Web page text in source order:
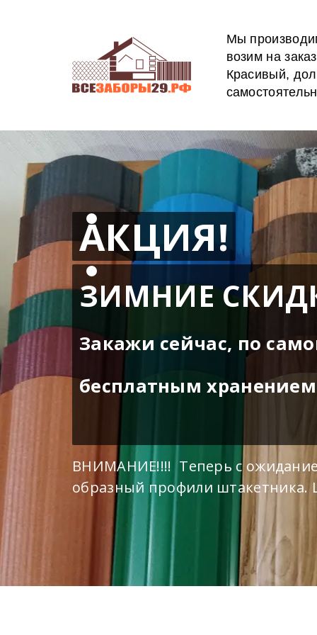
Мы
возим на
Красивый,
АКЦИЯ!
ЗИМНИЕ
Закажи сейчас, по
бесплатным
ВНИМАНИЕ!!!! Теперь с
образный профили штакетника.